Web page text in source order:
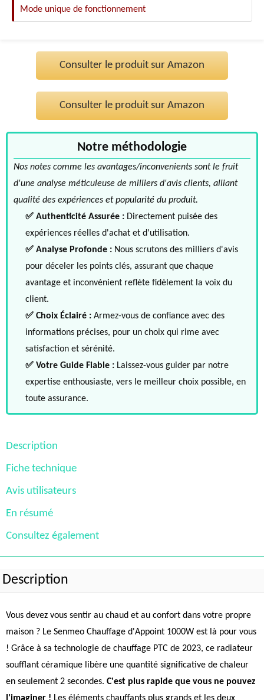
Mode unique de fonctionnement
Consulter le produit sur Amazon
Consulter le produit sur Amazon
Notre méthodologie
Nos notes comme les avantages/inconvenients sont le fruit
d'une analyse méticuleuse de milliers d'avis clients, alliant
qualité des expériences et popularité du produit.
✅ Authenticité Assurée : Directement puisée des
expériences réelles d'achat et d'utilisation.
✅ Analyse Profonde : Nous scrutons des milliers d'avis
pour déceler les points clés, assurant que chaque
avantage et inconvénient reflète fidèlement la voix du
client.
✅ Choix Éclairé : Armez-vous de confiance avec des
informations précises, pour un choix qui rime avec
satisfaction et sérénité.
✅ Votre Guide Fiable : Laissez-vous guider par notre
expertise enthousiaste, vers le meilleur choix possible, en
toute assurance.
Description
Fiche technique
Avis utilisateurs
En résumé
Consultez également
Description
Vous devez vous sentir au chaud et au confort dans votre propre
maison ? Le Senmeo Chauffage d'Appoint 1000W est là pour vous
! Grâce à sa technologie de chauffage PTC de 2023, ce radiateur
soufflant céramique libère une quantité significative de chaleur
en seulement 2 secondes. C'est plus rapide que vous ne pouvez